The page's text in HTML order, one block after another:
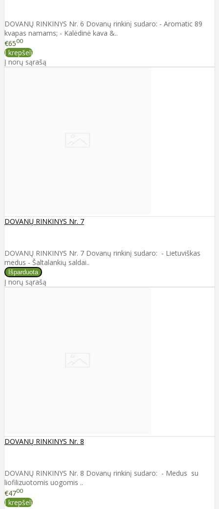
DOVANŲ RINKINYS Nr. 6 Dovanų rinkinį sudaro: - Aromatic 89
kvapas namams; - Kalėdinė kava &..
€6500
Į krepšelį
Į norų sąrašą
DOVANŲ RINKINYS Nr. 7
DOVANŲ RINKINYS Nr. 7 Dovanų rinkinį sudaro: - Lietuviškas
medus - Šaltalankių saldai..
Į norų sąrašą
DOVANŲ RINKINYS Nr. 8
DOVANŲ RINKINYS Nr. 8 Dovanų rinkinį sudaro: - Medus su
liofilizuotomis uogomis ..
€4700
Į krepšelį